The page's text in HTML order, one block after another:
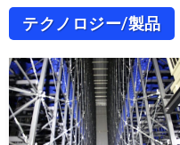
テクノロジー/製品